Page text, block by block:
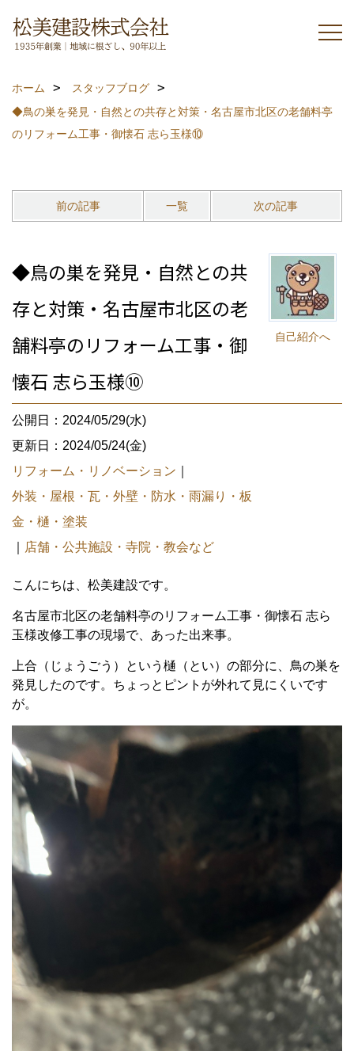
ホーム
スタッフブログ
◆鳥の巣を発見・自然との共存と対策・名古屋市北区の老舗料亭
のリフォーム工事・御懐石 志ら玉様⑩
前の記事 一覧 次の記事
自己紹介へ
◆鳥の巣を発見・自然との共
存と対策・名古屋市北区の老
舗料亭のリフォーム工事・御
懐石 志ら玉様⑩
公開日：2024/05/29(水)
更新日：2024/05/24(金)
リフォーム・リノベーション
外装・屋根・瓦・外壁・防水・雨漏り・板
金・樋・塗装
店舗・公共施設・寺院・教会など
こんにちは、松美建設です。
名古屋市北区の老舗料亭のリフォーム工事・御懐石 志ら
玉様改修工事の現場で、あった出来事。
上合（じょうごう）という樋（とい）の部分に、鳥の巣を
発見したのです。ちょっとピントが外れて見にくいです
が。